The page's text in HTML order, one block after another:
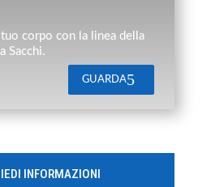
corpo con la linea della
Sacchi.
GUARDA
INFORMAZIONI